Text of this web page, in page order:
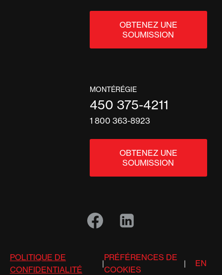
OBTENEZ UNE
SOUMISSION
MONTÉRÉGIE
450 375-4211
1 800 363-8923
OBTENEZ UNE
SOUMISSION
POLITIQUE DE
CONFIDENTIALITÉ
|
PRÉFÉRENCES DE
COOKIES
| EN